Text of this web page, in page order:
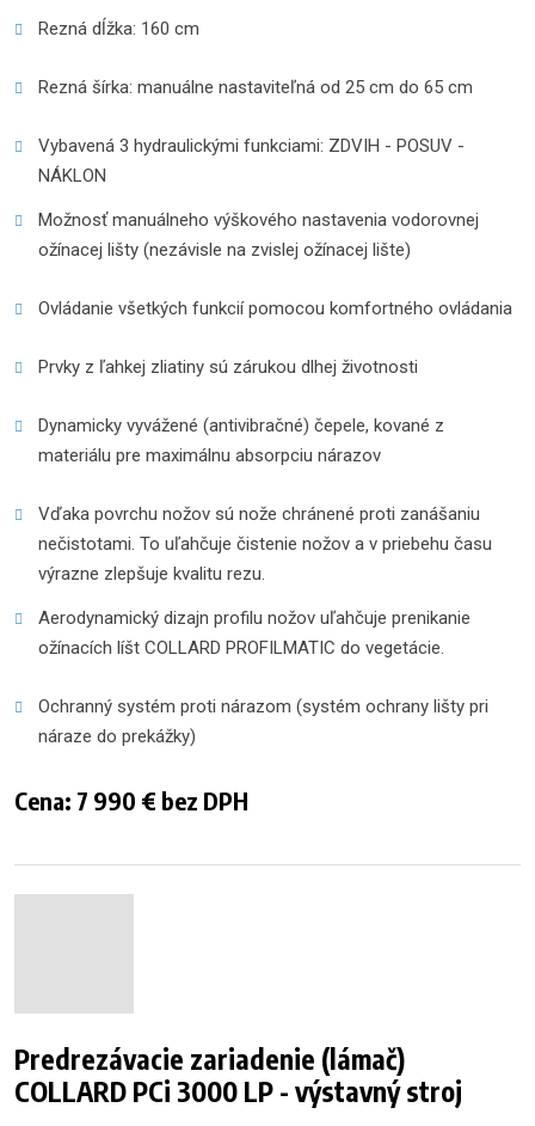
Rezná dĺžka: 160 cm
Rezná šírka: manuálne nastaviteľná od 25 cm do 65 cm
Vybavená 3 hydraulickými funkciami: ZDVIH - POSUV -
NÁKLON
Možnosť manuálneho výškového nastavenia vodorovnej
ožínacej lišty (nezávisle na zvislej ožínacej lište)
Ovládanie všetkých funkcií pomocou komfortného ovládania
Prvky z ľahkej zliatiny sú zárukou dlhej životnosti
Dynamicky vyvážené (antivibračné) čepele, kované z
materiálu pre maximálnu absorpciu nárazov
Vďaka povrchu nožov sú nože chránené proti zanášaniu
nečistotami. To uľahčuje čistenie nožov a v priebehu času
výrazne zlepšuje kvalitu rezu.
Aerodynamický dizajn profilu nožov uľahčuje prenikanie
ožínacích líšt COLLARD PROFILMATIC do vegetácie.
Ochranný systém proti nárazom (systém ochrany lišty pri
náraze do prekážky)
Cena: 7 990 € bez DPH
Predrezávacie zariadenie (lámač)
COLLARD PCi 3000 LP - výstavný stroj